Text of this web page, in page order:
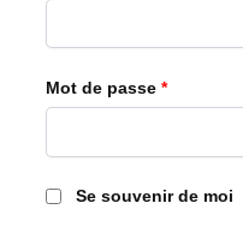
Mot de passe *
Se souvenir de moi